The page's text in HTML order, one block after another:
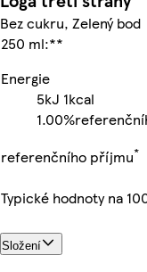
Bez cukru, Zelený bod
250 ml:**
Energie
5kJ 1kcal
1.00%
referenčního příjmu*
Typické hodnoty na
Složení